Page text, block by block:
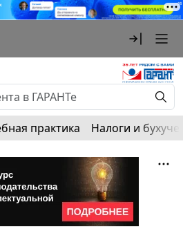
практика Налоги и